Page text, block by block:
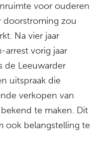
voor ouderen
doorstroming zou
Na vier jaar
vorig jaar
de Leeuwarder
uitspraak die
verkopen van
te maken. Dit
ook belangstelling te